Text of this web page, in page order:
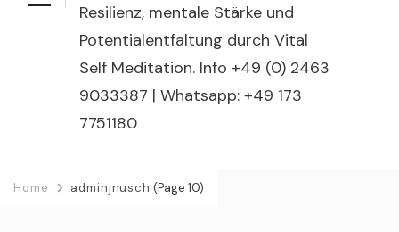
Resilienz, mentale Stärke und
Potentialentfaltung durch Vital
Self Meditation. Info +49 (0) 2463
9033387 | Whatsapp: +49 173
7751180
Home adminjnusch (Page 10)